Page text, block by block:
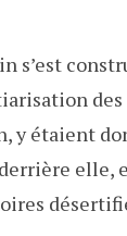
s’est
y étaient
elle,